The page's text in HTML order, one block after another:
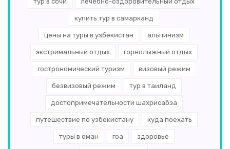
купить тур в самарканд
цены на туры в узбекистан альпинизм
экстримальный отдых горнолыжный отдых
гострономический туризм визовый режим
безвизовый режим тур в таиланд
достопримечательности шахрисабза
путешествие по узбекистану куда поехать
туры в оман гоа здоровье